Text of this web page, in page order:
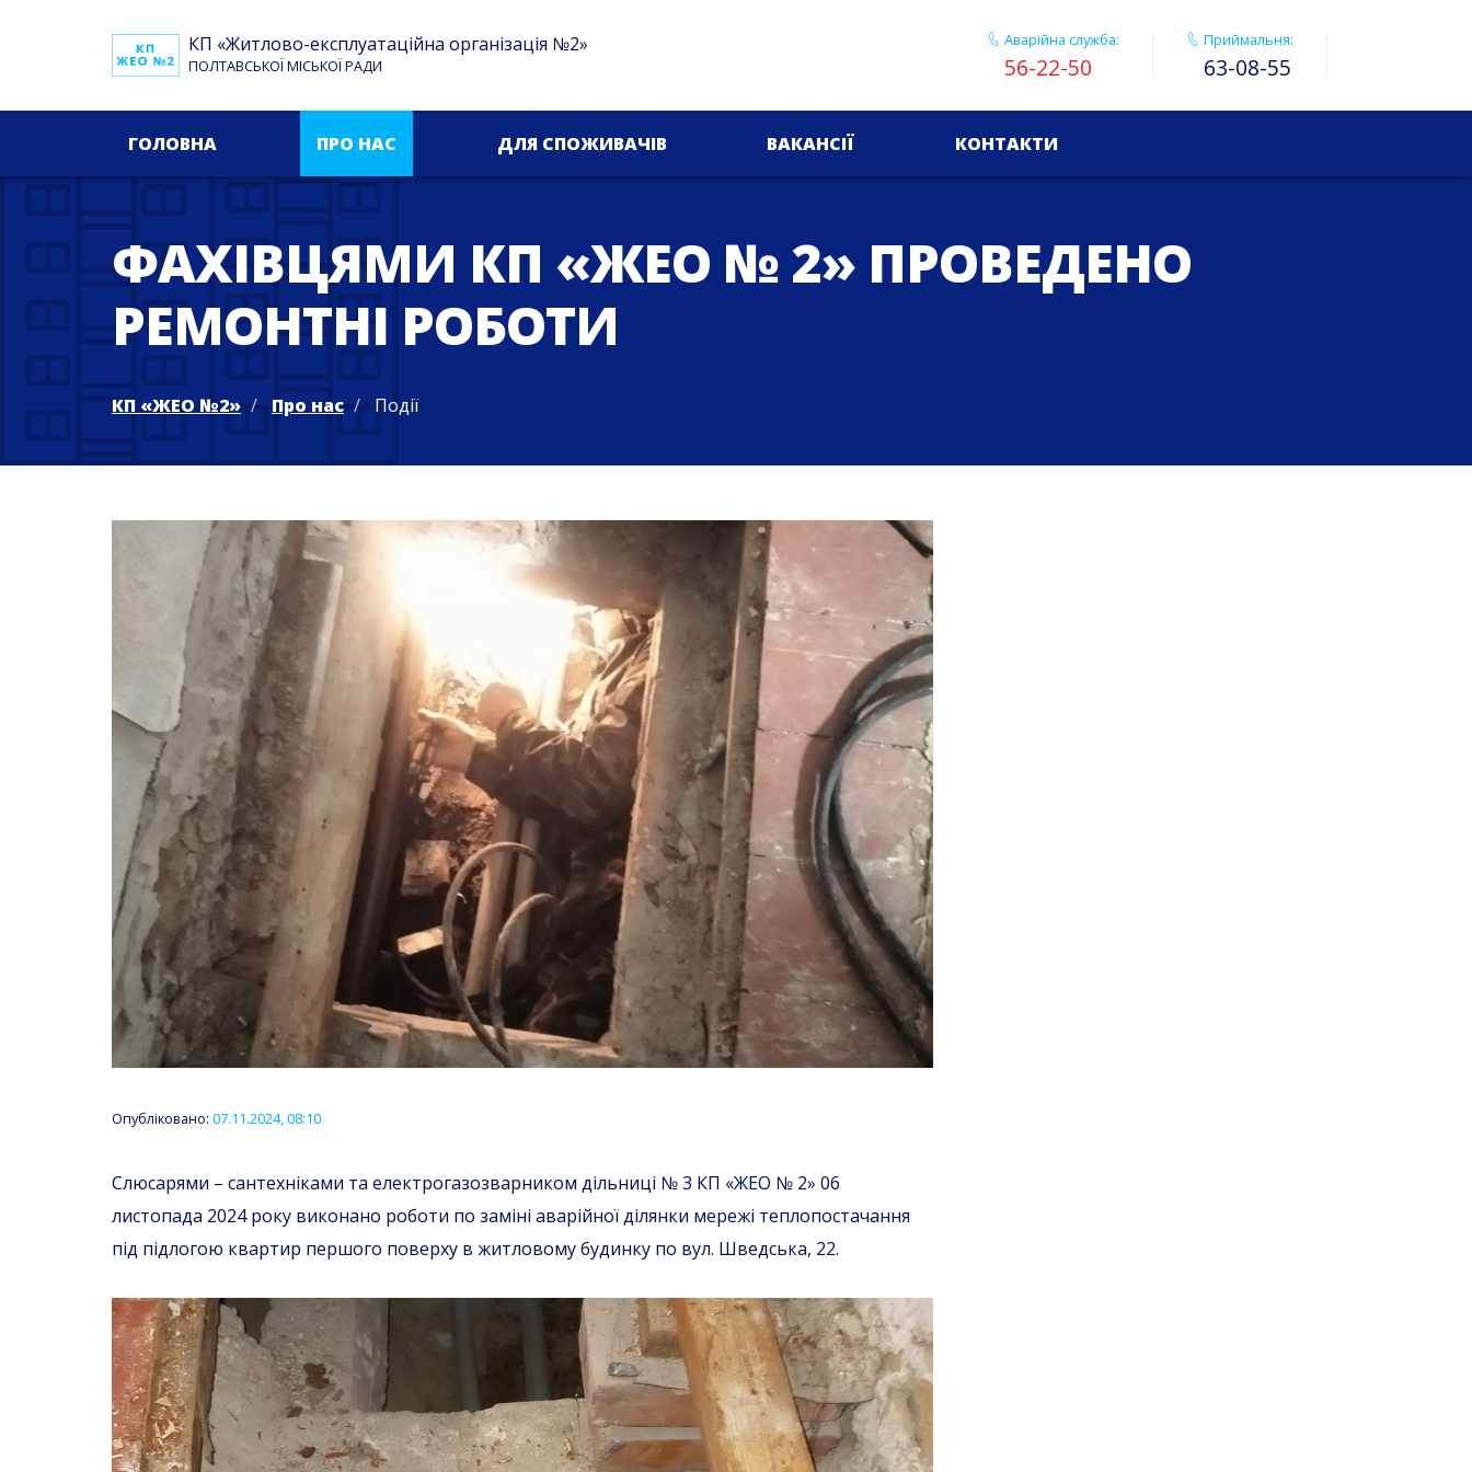
КП «Житлово-експлуатаційна організація №2»
ПОЛТАВСЬКОЇ МІСЬКОЇ РАДИ
Аварійна служба:
56-22-50
Приймальня:
63-08-55
ГОЛОВНА ПРО НАС ДЛЯ СПОЖИВАЧІВ ВАКАНСІЇ КОНТАКТИ
ФАХІВЦЯМИ КП «ЖЕО № 2» ПРОВЕДЕНО
РЕМОНТНІ РОБОТИ
КП «ЖЕО №2» Про нас Події
Опубліковано: 07.11.2024, 08:10
Слюсарями – сантехніками та електрогазозварником дільниці № 3 КП «ЖЕО № 2» 06
листопада 2024 року виконано роботи по заміні аварійної ділянки мережі теплопостачання
під підлогою квартир першого поверху в житловому будинку по вул. Шведська, 22.